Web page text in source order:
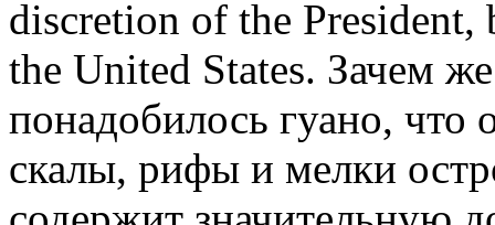
discretion of the President,
the United States. Зачем
понадобилось гуано, что
скалы, рифы и мелки